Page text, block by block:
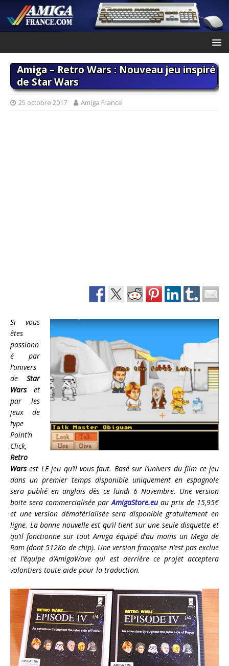
Amiga – Retro Wars : Nouveau jeu inspiré
de Star Wars
25 octobre 2017 Amiga France
Si vous
êtes
passionn
é par
l’univers
de Star
Warset
par les
jeux de
type
Point’n
Click,
Retro
Warsest LE jeu qu’il vous faut. Basé sur l’univers du film ce jeu
dans un premier temps disponible uniquement en espagnole
sera publié en anglais dès ce lundi 6 Novembre. Une version
boite sera commercialisée parAmigaStore.euau prix de 15,95€
et une version dématérialisée sera disponible gratuitement en
ligne. La bonne nouvelle est qu’il tient sur une seule disquette et
qu’il fonctionne sur tout Amiga équipé d’au moins un Mega de
Ram (dont 512Ko de chip). Une version française n’est pas exclue
et l’équipe d’AmigaWave qui est derrière ce projet acceptera
volontiers toute aide pour la traduction.